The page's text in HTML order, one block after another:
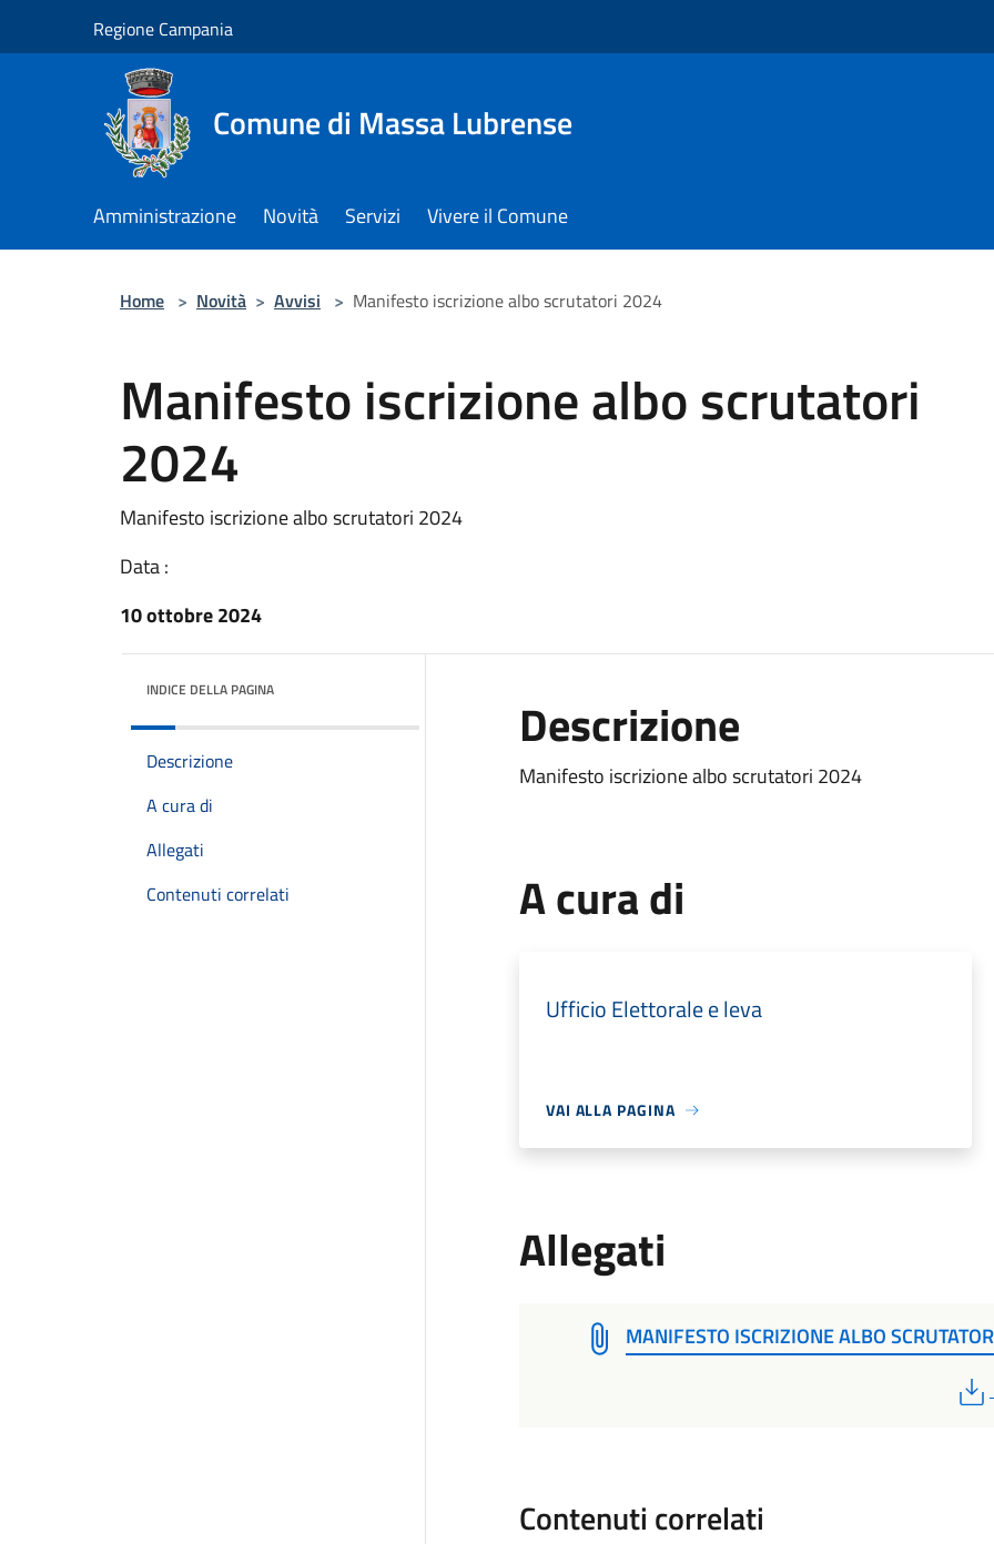
Regione Campania
Comune di Massa Lubrense
Amministrazione Novità Servizi Vivere il Comune
Home > Novità > Avvisi > Manifesto iscrizione albo scrutatori 2024
Manifesto iscrizione albo scrutatori
2024
Manifesto iscrizione albo scrutatori 2024
Data :
10 ottobre 2024
INDICE DELLA PAGINA
Descrizione
A cura di
Allegati
Contenuti correlati
Descrizione
Manifesto iscrizione albo scrutatori 2024
A cura di
Ufficio Elettorale e leva
VAI ALLA PAGINA
Allegati
MANIFESTO ISCRIZIONE ALBO
Contenuti correlati